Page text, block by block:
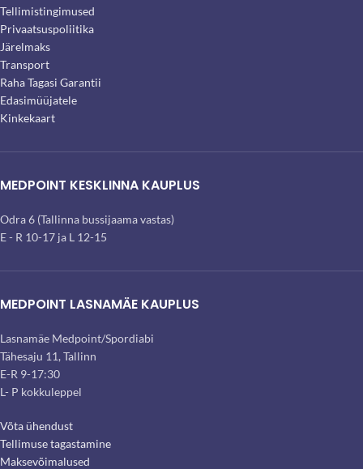
Tellimistingimused
Privaatsuspoliitika
Järelmaks
Transport
Raha Tagasi Garantii
Edasimüüjatele
Kinkekaart
MEDPOINT KESKLINNA KAUPLUS
Odra 6 (Tallinna bussijaama vastas)
E - R 10-17 ja L 12-15
MEDPOINT LASNAMÄE KAUPLUS
Lasnamäe Medpoint/Spordiabi
Tähesaju 11, Tallinn
E-R 9-17:30
L- P kokkuleppel
Võta ühendust
Tellimuse tagastamine
Maksevõimalused